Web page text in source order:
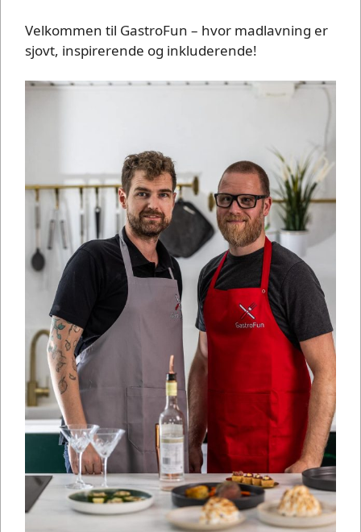
Velkommen til GastroFun – hvor madlavning er
sjovt, inspirerende og inkluderende!